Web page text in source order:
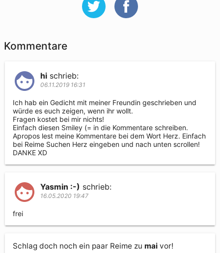
Kommentare
hi schrieb:
06.11.2019 16:31
Ich hab ein Gedicht mit meiner Freundin geschrieben und
würde es euch zeigen, wenn ihr wollt.
Fragen kostet bei mir nichts!
Einfach diesen Smiley (= in die Kommentare schreiben.
Apropos lest meine Kommentare bei dem Wort Herz. Einfach
bei Reime Suchen Herz eingeben und nach unten scrollen!
DANKE XD
Yasmin :-) schrieb:
16.05.2020 19:47
frei
Schlag doch noch ein paar Reime zu mai vor!